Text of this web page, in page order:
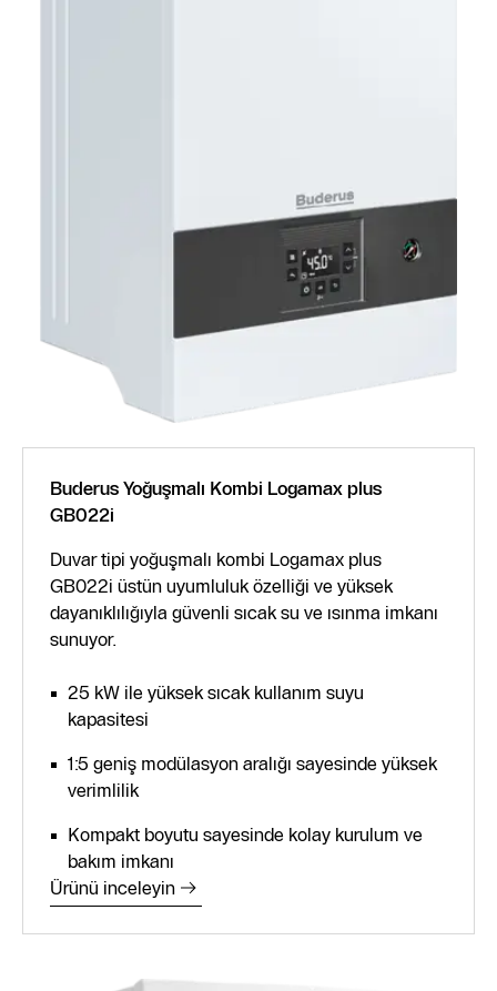
Buderus Yoğuşmalı Kombi Logamax plus
GB022i
Duvar tipi yoğuşmalı kombi Logamax plus
GB022i üstün uyumluluk özelliği ve yüksek
dayanıklılığıyla güvenli sıcak su ve ısınma imkanı
sunuyor.
25 kW ile yüksek sıcak kullanım suyu
kapasitesi
1:5 geniş modülasyon aralığı sayesinde yüksek
verimlilik
Kompakt boyutu sayesinde kolay kurulum ve
bakım imkanı
Ürünü inceleyin